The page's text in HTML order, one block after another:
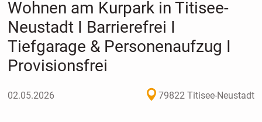
Wohnen am Kurpark in Titisee-
Neustadt I Barrierefrei I
Tiefgarage & Personenaufzug I
Provisionsfrei
02.05.2026 79822 Titisee-Neustadt